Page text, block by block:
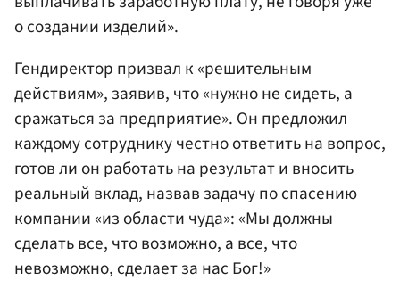
о создании изделий».
Гендиректор призвал к «решительным
действиям», заявив, что «нужно не сидеть, а
сражаться за предприятие». Он предложил
каждому сотруднику честно ответить на вопрос,
готов ли он работать на результат и вносить
реальный вклад, назвав задачу по спасению
компании «из области чуда»: «Мы должны
сделать все, что возможно, а все, что
невозможно, сделает за нас Бог!»